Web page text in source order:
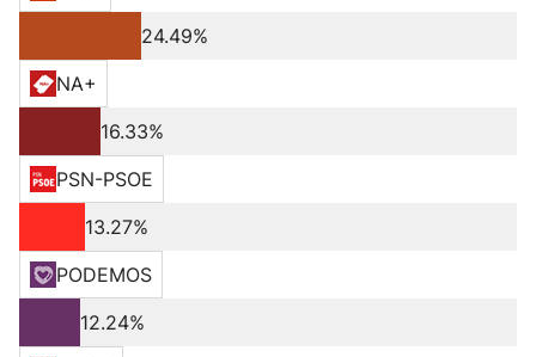
24.49%
NA+
16.33%
PSN-PSOE
13.27%
PODEMOS
12.24%